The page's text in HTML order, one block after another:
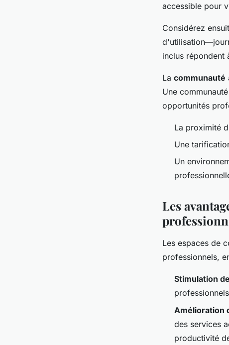
accessible pour
Considérez
inclus répondent
La communauté
Une
opportunités
La proximité
Une
Un
Les
Les espaces de
professionnels,
Stimulation
Amélioration
des services
productivité